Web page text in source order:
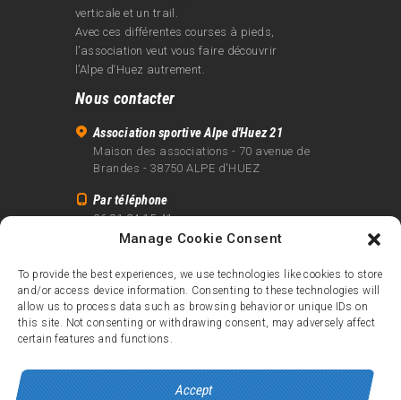
Manage Cookie Consent
To provide the best experiences, we use technologies like cookies to store
and/or access device information. Consenting to these technologies will
allow us to process data such as browsing behavior or unique IDs on
this site. Not consenting or withdrawing consent, may adversely affect
certain features and functions.
Accept
verticale et un trail.
Avec ces différentes courses à pieds,
l’association veut vous faire découvrir
l’Alpe d‘Huez autrement.
Nous contacter
Association sportive Alpe d'Huez 21
Maison des associations - 70 avenue de
Brandes - 38750 ALPE d'HUEZ
Par téléphone
06 81 24 15 41
info@alpe21.fr
Mentions légales
Contact
crédits